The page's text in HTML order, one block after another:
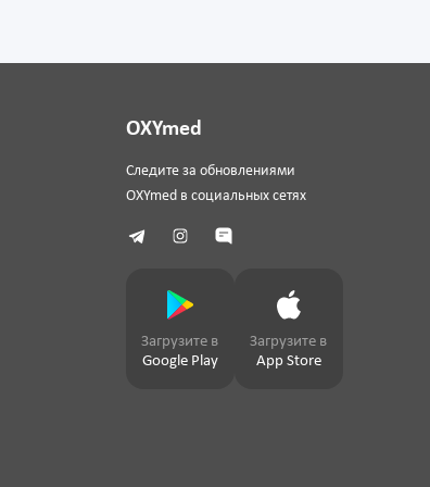
OXYmed
Следите за обновлениями
OXYmed в социальных сетях
Загрузите в
Google Play
Загрузите в
App Store